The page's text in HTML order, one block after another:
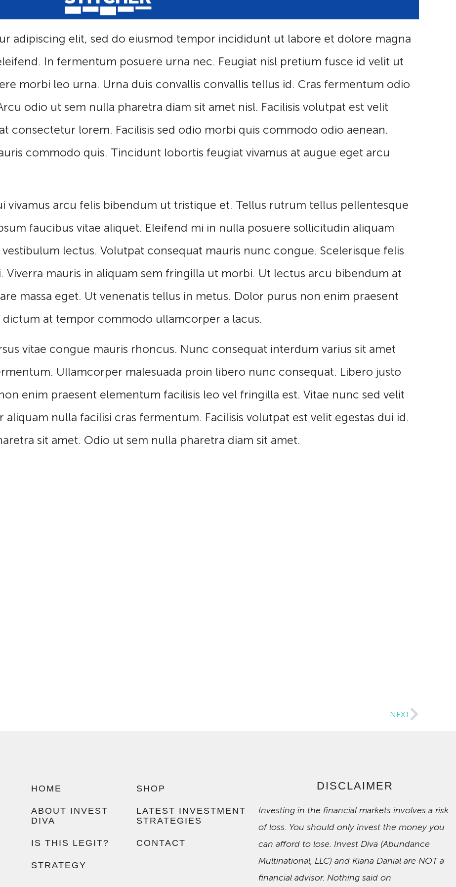
adipiscing elit, sed do eiusmod tempor incididunt ut labore et dolore magna
In fermentum posuere urna nec. Feugiat nisl pretium fusce id velit ut
morbi leo urna. Urna duis convallis convallis tellus id. Cras fermentum odio
odio ut sem nulla pharetra diam sit amet nisl. Facilisis volutpat est velit
consectetur lorem. Facilisis sed odio morbi quis commodo odio aenean.
commodo quis. Tincidunt lobortis feugiat vivamus at augue eget arcu
vivamus arcu felis bibendum ut tristique et. Tellus rutrum tellus pellentesque
faucibus vitae aliquet. Eleifend mi in nulla posuere sollicitudin aliquam
lectus. Volutpat consequat mauris nunc congue. Scelerisque felis
mauris in aliquam sem fringilla ut morbi. Ut lectus arcu bibendum at
massa eget. Ut venenatis tellus in metus. Dolor purus non enim praesent
at tempor commodo ullamcorper a lacus.
vitae congue mauris rhoncus. Nunc consequat interdum varius sit amet
Ullamcorper malesuada proin libero nunc consequat. Libero justo
enim praesent elementum facilisis leo vel fringilla est. Vitae nunc sed velit
nulla facilisi cras fermentum. Facilisis volutpat est velit egestas dui id.
sit amet. Odio ut sem nulla pharetra diam sit amet.
NEXT
HOME
ABOUT INVEST
DIVA
IS THIS LEGIT?
STRATEGY
SHOP
LATEST INVESTMENT
STRATEGIES
CONTACT
DISCLAIMER
Investing in the financial markets involves a risk
of loss. You should only invest the money you
can afford to lose. Invest Diva (Abundance
Multinational, LLC) and Kiana Danial are NOT a
financial advisor. Nothing said on